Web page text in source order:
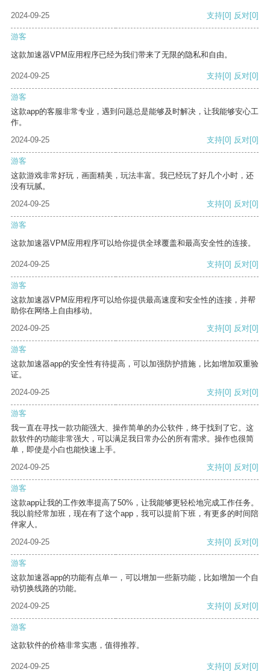
2024-09-25 支持[0] 反对[0]
游客
这款加速器VPM应用程序已经为我们带来了无限的隐私和自由。
2024-09-25 支持[0] 反对[0]
游客
这款app的客服非常专业，遇到问题总是能够及时解决，让我能够安心工
作。
2024-09-25
支持[0] 反对[0]
游客
这款游戏非常好玩，画面精美，玩法丰富。我已经玩了好几个小时，还
没有玩腻。
2024-09-25
支持[0] 反对[0]
游客
这款加速器VPM应用程序可以给你提供全球覆盖和最高安全性的连接。
2024-09-25 支持[0] 反对[0]
游客
这款加速器VPM应用程序可以给你提供最高速度和安全性的连接，并帮
助你在网络上自由移动。
2024-09-25
支持[0] 反对[0]
游客
这款加速器app的安全性有待提高，可以加强防护措施，比如增加双重验
证。
2024-09-25
支持[0] 反对[0]
游客
我一直在寻找一款功能强大、操作简单的办公软件，终于找到了它。这
款软件的功能非常强大，可以满足我日常办公的所有需求。操作也很简
单，即使是小白也能快速上手。
2024-09-25
支持[0] 反对[0]
游客
这款app让我的工作效率提高了50%，让我能够更轻松地完成工作任务。
我以前经常加班，现在有了这个app，我可以提前下班，有更多的时间陪
伴家人。
2024-09-25
支持[0] 反对[0]
游客
这款加速器app的功能有点单一，可以增加一些新功能，比如增加一个自
动切换线路的功能。
2024-09-25
支持[0] 反对[0]
游客
这款软件的价格非常实惠，值得推荐。
2024-09-25 支持[0] 反对[0]